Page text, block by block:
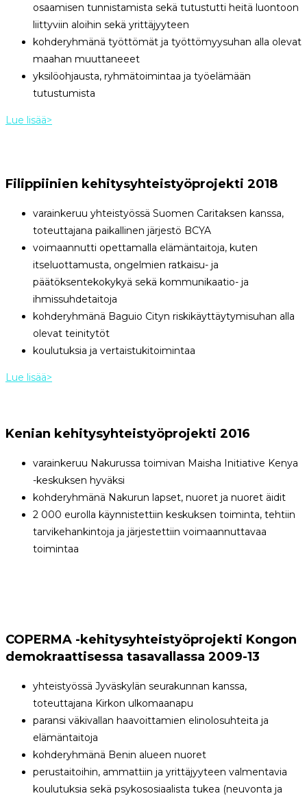
osaamisen tunnistamista sekä tutustutti heitä luontoon
liittyviin aloihin sekä yrittäjyyteen
kohderyhmänä työttömät ja työttömyysuhan alla olevat
maahan muuttaneeet
yksilöohjausta, ryhmätoimintaa ja työelämään
tutustumista
Lue lisää>
Filippiinien kehitysyhteistyöprojekti 2018
varainkeruu yhteistyössä Suomen Caritaksen kanssa,
toteuttajana paikallinen järjestö BCYA
voimaannutti opettamalla elämäntaitoja, kuten
itseluottamusta, ongelmien ratkaisu- ja
päätöksentekokykyä sekä kommunikaatio- ja
ihmissuhdetaitoja
kohderyhmänä Baguio Cityn riskikäyttäytymisuhan alla
olevat teinitytöt
koulutuksia ja vertaistukitoimintaa
Lue lisää>
Kenian kehitysyhteistyöprojekti 2016
varainkeruu Nakurussa toimivan Maisha Initiative Kenya
-keskuksen hyväksi
kohderyhmänä Nakurun lapset, nuoret ja nuoret äidit
2 000 eurolla käynnistettiin keskuksen toiminta, tehtiin
tarvikehankintoja ja järjestettiin voimaannuttavaa
toimintaa
COPERMA -kehitysyhteistyöprojekti Kongon
demokraattisessa tasavallassa 2009-13
yhteistyössä Jyväskylän seurakunnan kanssa,
toteuttajana Kirkon ulkomaanapu
paransi väkivallan haavoittamien elinolosuhteita ja
elämäntaitoja
kohderyhmänä Benin alueen nuoret
perustaitoihin, ammattiin ja yrittäjyyteen valmentavia
koulutuksia sekä psykososiaalista tukea (neuvonta ja